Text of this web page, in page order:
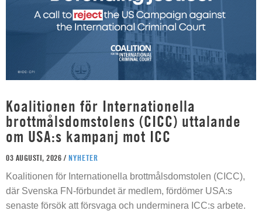
Koalitionen för Internationella
brottmålsdomstolens (CICC) uttalande
om USA:s kampanj mot ICC
03 AUGUSTI, 2026 / NYHETER
Koalitionen för Internationella brottmålsdomstolen (CICC),
där Svenska FN-förbundet är medlem, fördömer USA:s
senaste försök att försvaga och underminera ICC:s arbete.